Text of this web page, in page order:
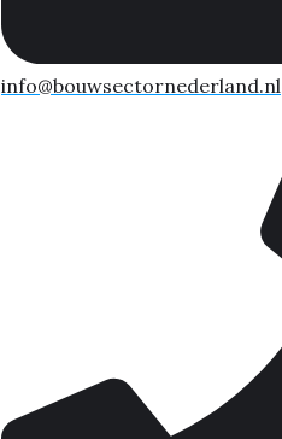
info@bouwsectornederland.nl